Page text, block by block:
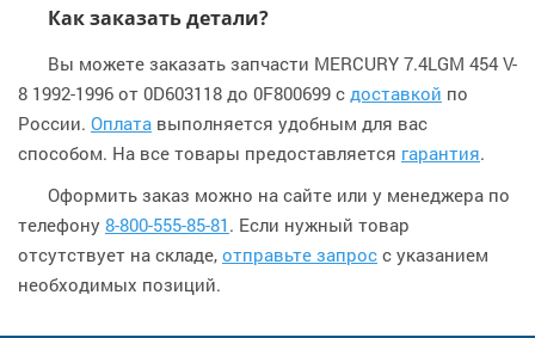
Как заказать детали?
Вы можете заказать запчасти MERCURY 7.4LGM 454 V-
8 1992-1996 от 0D603118 до 0F800699 с доставкой по
России. Оплата выполняется удобным для вас
способом. На все товары предоставляется гарантия.
Оформить заказ можно на сайте или у менеджера по
телефону 8-800-555-85-81 . Если нужный товар
отсутствует на складе, отправьте запрос с указанием
необходимых позиций.